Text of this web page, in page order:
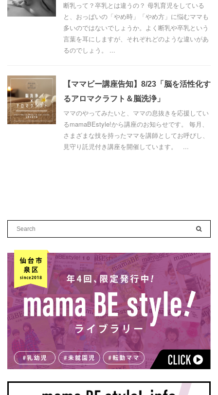
断乳って？卒乳とは違うの？ 母乳育児をしている
と、おっぱいの「やめ時」「やめ方」に悩むママも
多いのではないでしょうか。よく断乳や卒乳という
言葉を耳にしますが、それぞれどのような違いがあ
るのでしょう。 ...
【ママビー講座告知】8/23「脳を活性化す
るアロマクラフト＆脳洗浄」
ママのやってみたいと、ママの息抜きを応援してい
るmamaBEstyle!から講座のお知らせです。 毎月、
さまざまな技を持ったママを講師としてお呼びし、
見守り託児付き講座を開催しています。 ...